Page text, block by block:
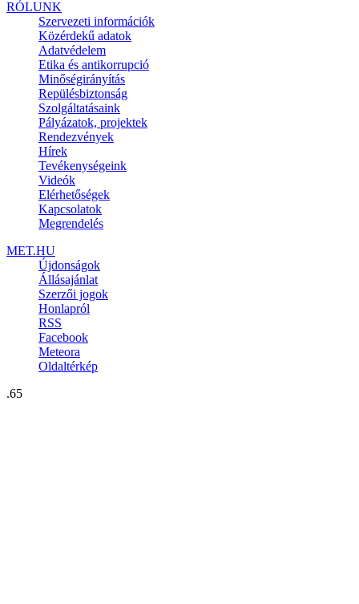
RÓLUNK
Szervezeti információk
Közérdekű adatok
Adatvédelem
Etika és antikorrupció
Minőségirányítás
Repülésbiztonság
Szolgáltatásaink
Pályázatok, projektek
Rendezvények
Hírek
Tevékenységeink
Videók
Elérhetőségek
Kapcsolatok
Megrendelés
MET.HU
Újdonságok
Állásajánlat
Szerzői jogok
Honlapról
RSS
Facebook
Meteora
Oldaltérkép
.65